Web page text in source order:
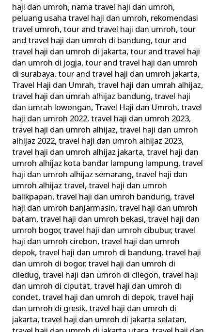
haji dan umroh, nama travel haji dan umroh,
peluang usaha travel haji dan umroh, rekomendasi
travel umroh,tour and travel haji dan umroh,tour
and travel haji dan umroh di bandung,tour and
travel haji dan umroh di jakarta,tour and travel haji
dan umroh di jogja,tour and travel haji dan umroh
di surabaya,tour and travel haji dan umroh jakarta,
Travel Haji dan Umrah,travel haji dan umrah alhijaz,
travel haji dan umrah alhijaz bandung,travel haji
dan umrah lowongan, Travel Haji dan Umroh,travel
haji dan umroh 2022,travel haji dan umroh 2023,
travel haji dan umroh alhijaz,travel haji dan umroh
alhijaz 2022,travel haji dan umroh alhijaz 2023,
travel haji dan umroh alhijaz jakarta,travel haji dan
umroh alhijaz kota bandar lampung lampung,travel
haji dan umroh alhijaz semarang,travel haji dan
umroh alhijaz travel,travel haji dan umroh
balikpapan,travel haji dan umroh bandung,travel
haji dan umroh banjarmasin,travel haji dan umroh
batam,travel haji dan umroh bekasi,travel haji dan
umroh bogor,travel haji dan umroh cibubur,travel
haji dan umroh cirebon,travel haji dan umroh
depok,travel haji dan umroh di bandung,travel haji
dan umroh di bogor,travel haji dan umroh di
ciledug,travel haji dan umroh di cilegon,travel haji
dan umroh di ciputat,travel haji dan umroh di
condet,travel haji dan umroh di depok,travel haji
dan umroh di gresik,travel haji dan umroh di
jakarta,travel haji dan umroh di jakarta selatan,